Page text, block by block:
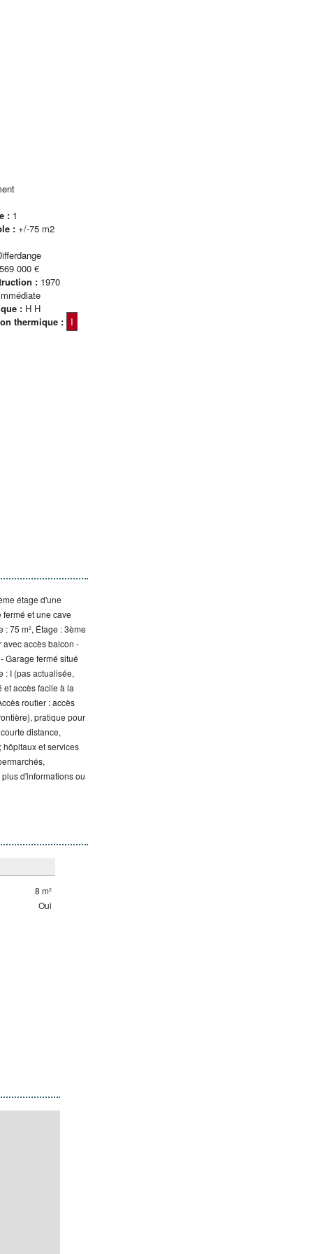
: 1
: +/-75 m2
569 000 €
: 1970
: H H
thermique : I
étage d'une
et une cave
75 m², Étage : 3ème
avec accès balcon -
Garage fermé situé
: I (pas actualisée,
et accès facile à la
routier : accès
pratique pour
distance,
hôpitaux et services
d'informations ou
8 m²
Oui